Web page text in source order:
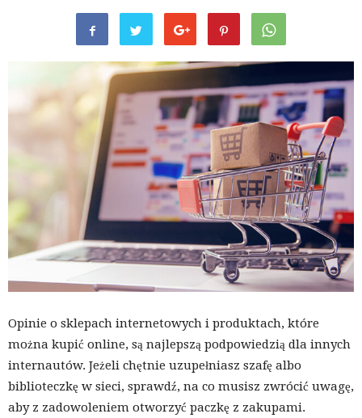
Opinie o sklepach internetowych i produktach, które
można kupić online, są najlepszą podpowiedzią dla innych
internautów. Jeżeli chętnie uzupełniasz szafę albo
biblioteczkę w sieci, sprawdź, na co musisz zwrócić uwagę,
aby z zadowoleniem otworzyć paczkę z zakupami.